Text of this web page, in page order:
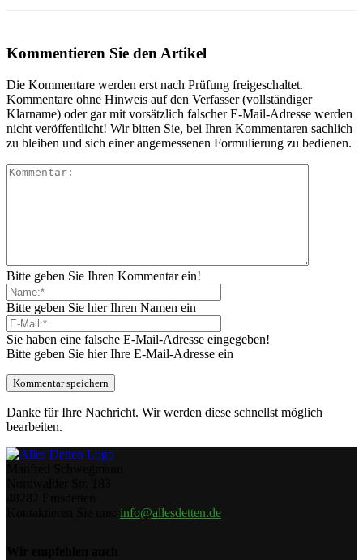
Kommentieren Sie den Artikel
Die Kommentare werden erst nach Prüfung freigeschaltet.
Kommentare ohne Hinweis auf den Verfasser (vollständiger
Klarname) oder gar mit vorsätzlich falscher E-Mail-Adresse werden
nicht veröffentlicht! Wir bitten Sie, bei Ihren Kommentaren sachlich
zu bleiben und sich einer angemessenen Formulierung zu bedienen.
Bitte geben Sie Ihren Kommentar ein!
Bitte geben Sie hier Ihren Namen ein
Sie haben eine falsche E-Mail-Adresse eingegeben!
Bitte geben Sie hier Ihre E-Mail-Adresse ein
Danke für Ihre Nachricht. Wir werden diese schnellst möglich
bearbeiten.
info@allesdetten.de